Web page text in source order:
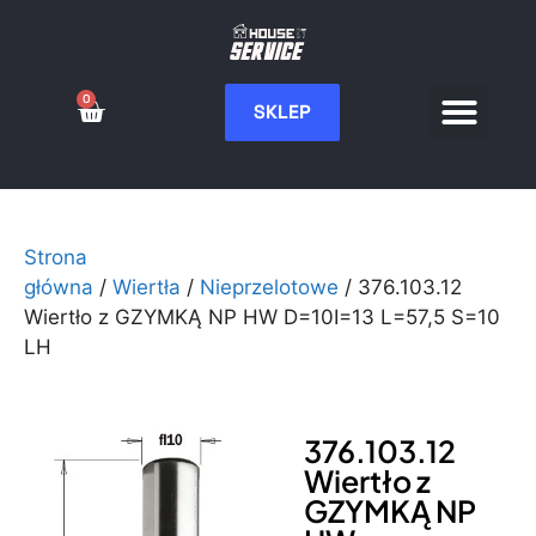
SKLEP
0
Strona
główna / Wiertła / Nieprzelotowe / 376.103.12
Wiertło z GZYMKĄ NP HW D=10I=13 L=57,5 S=10
LH
376.103.12
Wiertło z
GZYMKĄ NP